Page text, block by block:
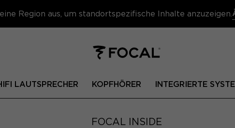
Region aus, um standortspezifische Inhalte anzuzeigen.
LAUTSPRECHER KOPFHÖRER INTEGRIERTE
FOCAL INSIDE